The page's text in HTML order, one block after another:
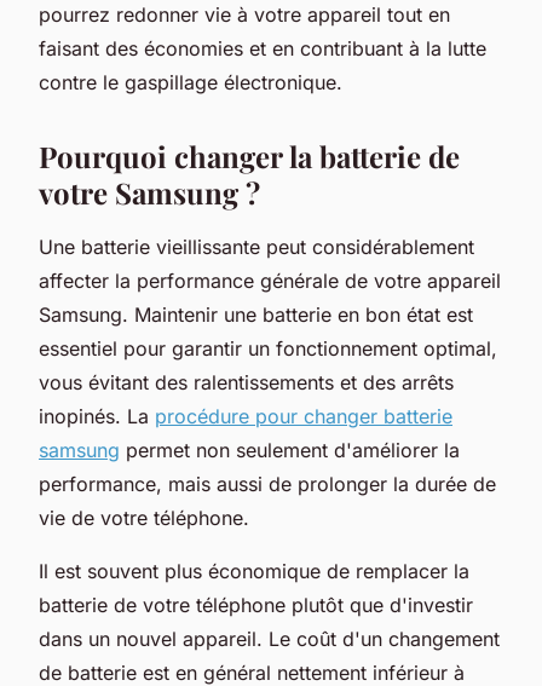
pourrez redonner vie à votre appareil tout en
faisant des économies et en contribuant à la lutte
contre le gaspillage électronique.
Pourquoi changer la batterie de
votre Samsung ?
Une batterie vieillissante peut considérablement
affecter la performance générale de votre appareil
Samsung. Maintenir une batterie en bon état est
essentiel pour garantir un fonctionnement optimal,
vous évitant des ralentissements et des arrêts
inopinés. La procédure pour changer batterie
samsung permet non seulement d'améliorer la
performance, mais aussi de prolonger la durée de
vie de votre téléphone.
Il est souvent plus économique de remplacer la
batterie de votre téléphone plutôt que d'investir
dans un nouvel appareil. Le coût d'un changement
de batterie est en général nettement inférieur à